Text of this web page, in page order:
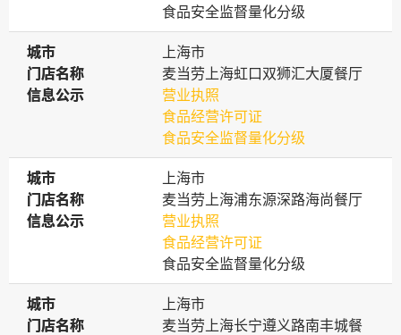
食品安全监督量化分级
城市
城市
上海市
门店名称
门店名称
麦当劳上海虹口双狮汇大厦餐厅
信息公示
信息公示
营业执照
食品经营许可证
食品安全监督量化分级
城市
城市
上海市
门店名称
门店名称
麦当劳上海浦东源深路海尚餐厅
信息公示
信息公示
营业执照
食品经营许可证
食品安全监督量化分级
城市
城市
上海市
门店名称
门店名称
麦当劳上海长宁遵义路南丰城餐